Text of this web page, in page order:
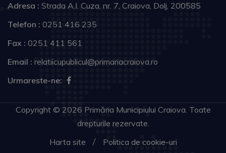
Adresa : Strada A.I. Cuza, nr. 7, Craiova, Dolj, 200585
Telefon : 0251 416 235
Fax : 0251 411 561
Email : relatiicupublicul@primariacraiova.ro
Urmareste-ne:
Copyright © 2026 Primăria Municipiului Craiova. Toate
drepturile rezervate.
Harta site
Politica de cookie-uri